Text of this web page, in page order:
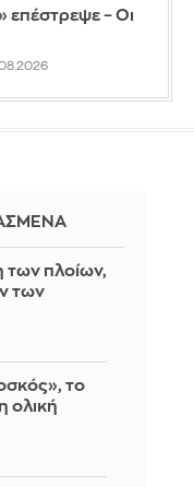
– Οι
των πλοίων,
των
το
ολική